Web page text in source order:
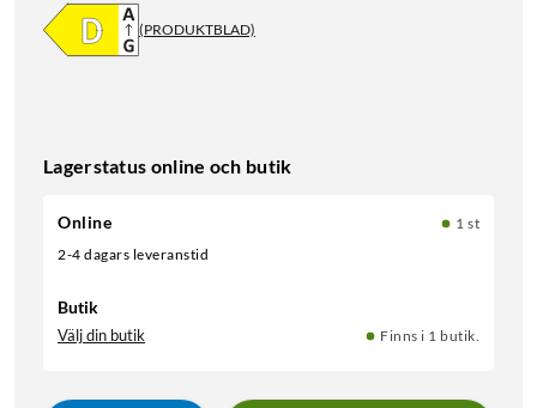
(PRODUKTBLAD)
Lagerstatus online och butik
Online
1 st
2-4 dagars leveranstid
Butik
Välj din butik Finns i 1 butik.